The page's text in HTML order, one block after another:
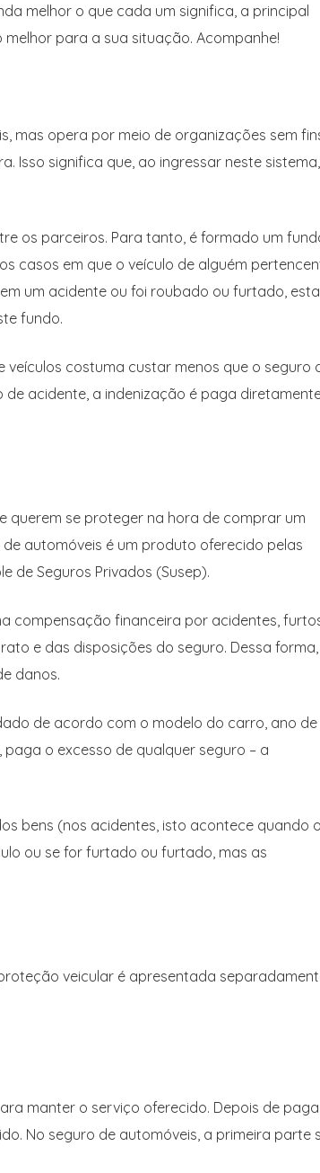
melhor o que cada um significa, a principal
para a sua situação. Acompanhe!
mas opera por meio de organizações sem
Isso significa que, ao ingressar neste sistema,
os parceiros. Para tanto, é formado um
casos em que o veículo de alguém
um acidente ou foi roubado ou furtado,
fundo.
veículos costuma custar menos que o seguro
de acidente, a indenização é paga
querem se proteger na hora de comprar um
automóveis é um produto oferecido pelas
de Seguros Privados (Susep).
compensação financeira por acidentes,
e das disposições do seguro. Dessa forma,
danos.
de acordo com o modelo do carro, ano de
o excesso de qualquer seguro – a
bens (nos acidentes, isto acontece quando
ou se for furtado ou furtado, mas as
veicular é apresentada
manter o serviço oferecido. Depois de
No seguro de automóveis, a primeira parte